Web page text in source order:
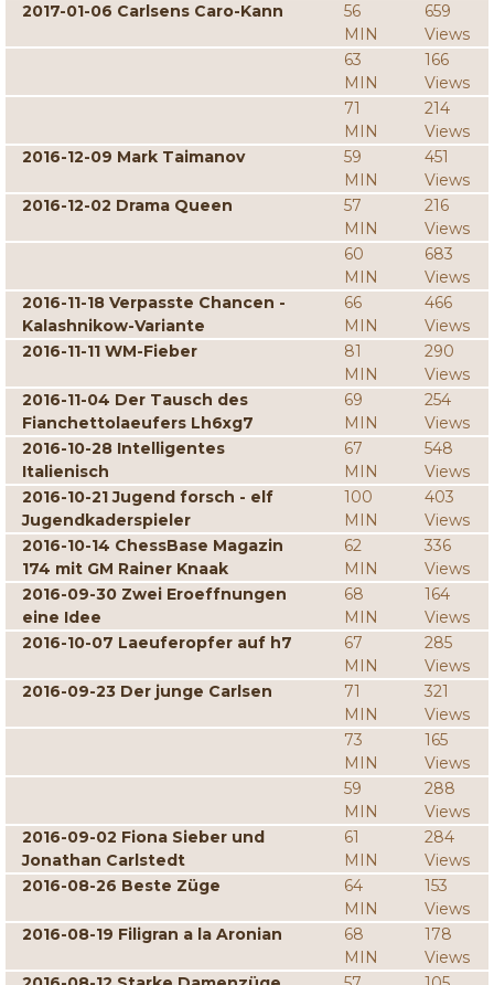
2017-01-06 Carlsens Caro-Kann
56
MIN
659
Views
63
MIN
166
Views
71
MIN
214
Views
2016-12-09 Mark Taimanov
59
MIN
451
Views
2016-12-02 Drama Queen
57
MIN
216
Views
60
MIN
683
Views
2016-11-18 Verpasste Chancen -
Kalashnikow-Variante
66
MIN
466
Views
2016-11-11 WM-Fieber
81
MIN
290
Views
2016-11-04 Der Tausch des
Fianchettolaeufers Lh6xg7
69
MIN
254
Views
2016-10-28 Intelligentes
Italienisch
67
MIN
548
Views
2016-10-21 Jugend forsch - elf
Jugendkaderspieler
100
MIN
403
Views
2016-10-14 ChessBase Magazin
174 mit GM Rainer Knaak
62
MIN
336
Views
2016-09-30 Zwei Eroeffnungen
eine Idee
68
MIN
164
Views
2016-10-07 Laeuferopfer auf h7
67
MIN
285
Views
2016-09-23 Der junge Carlsen
71
MIN
321
Views
73
MIN
165
Views
59
MIN
288
Views
2016-09-02 Fiona Sieber und
Jonathan Carlstedt
61
MIN
284
Views
2016-08-26 Beste Züge
64
MIN
153
Views
2016-08-19 Filigran a la Aronian
68
MIN
178
Views